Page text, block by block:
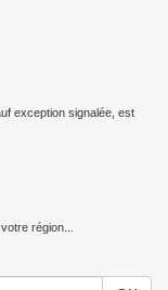
exception signalée, est
région...